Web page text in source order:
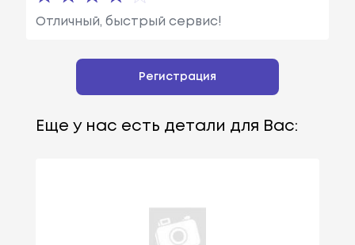
Отличный, быстрый сервис!
Регистрация
Еще у нас есть детали для Вас: